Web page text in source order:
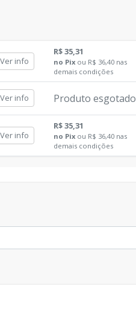
Ver info
R$ 35,31
no Pix ou R$ 36,40 nas
demais condições
Ver info Produto esgotado
Ver info
R$ 35,31
no Pix ou R$ 36,40 nas
demais condições